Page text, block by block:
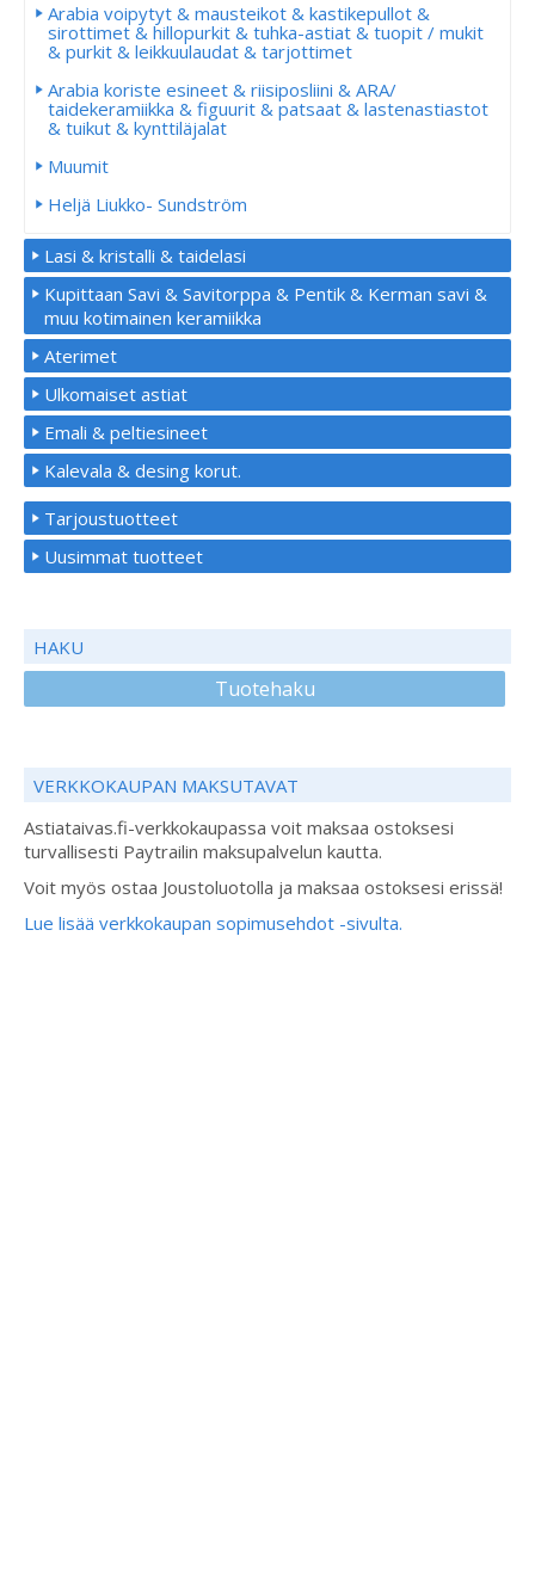
Arabia voipytyt & mausteikot & kastikepullot &
sirottimet & hillopurkit & tuhka-astiat & tuopit / mukit
& purkit & leikkuulaudat & tarjottimet
Arabia koriste esineet & riisiposliini & ARA/
taidekeramiikka & figuurit & patsaat & lastenastiastot
& tuikut & kynttiläjalat
Muumit
Heljä Liukko- Sundström
Lasi & kristalli & taidelasi
Kupittaan Savi & Savitorppa & Pentik & Kerman savi &
muu kotimainen keramiikka
Aterimet
Ulkomaiset astiat
Emali & peltiesineet
Kalevala & desing korut.
Tarjoustuotteet
Uusimmat tuotteet
HAKU
Tuotehaku
VERKKOKAUPAN MAKSUTAVAT
Astiataivas.fi-verkkokaupassa voit maksaa ostoksesi
turvallisesti Paytrailin maksupalvelun kautta.
Voit myös ostaa Joustoluotolla ja maksaa ostoksesi erissä!
Lue lisää verkkokaupan sopimusehdot -sivulta.